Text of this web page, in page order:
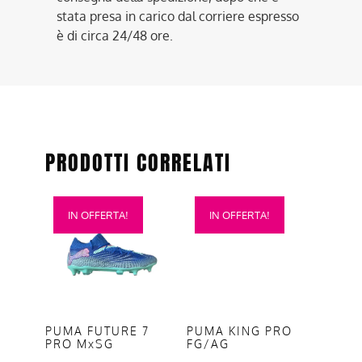
stata presa in carico dal corriere espresso
è di circa 24/48 ore.
PRODOTTI CORRELATI
IN OFFERTA!
PUMA FUTURE 7
PRO MxSG
Questo
prodotto
opzioni
possono
IN OFFERTA!
PUMA KING PRO
FG/AG
Questo
prodotto
opzioni
possono